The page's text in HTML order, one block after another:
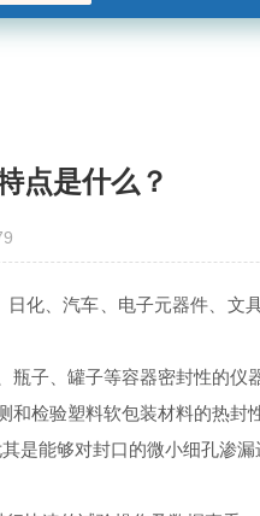
点是什么？
化、汽车、电子元器件、文
子、罐子等容器密封性的仪
检验塑料软包装材料的热封
是能够对封口的微小细孔渗漏